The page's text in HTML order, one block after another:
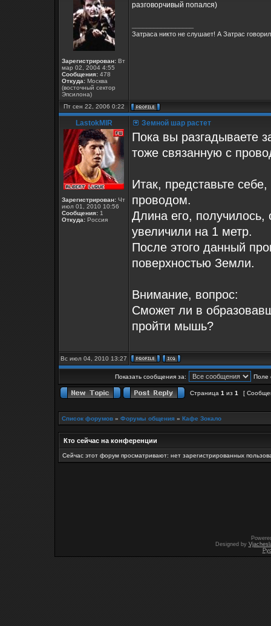
Зарегистрирован: Вт
мар 02, 2004 4:55
Сообщения: 478
Откуда: Москва
(восточный сектор
Эпсилона)
разговорчивый попался)
Затраса никто не слушает! А Затрас
Пт сен 22, 2006 0:22
LastokMIR
Зарегистрирован: Чт
июл 01, 2010 10:56
Сообщения: 1
Откуда: Россия
Земной шар растет
Пока вы разгадываете
тоже связанную с
Итак, представьте
проводом.
Длина его, получилось,
увеличили на 1 метр.
После этого данный
поверхностью Земли.
Внимание, вопрос:
Сможет ли в
пройти мышь?
Вс июл 04, 2010 13:27
Показать сообщения за: Поле
Страница 1 из 1 [
Список форумов » Форумы общения » Кафе Зокало
Кто сейчас на конференции
Сейчас этот форум просматривают: нет зарегистрированных
Designed by